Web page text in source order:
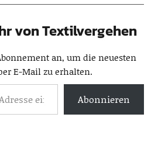
von Textilvergehen
an, um die neuesten
E-Mail zu erhalten.
Abonnieren